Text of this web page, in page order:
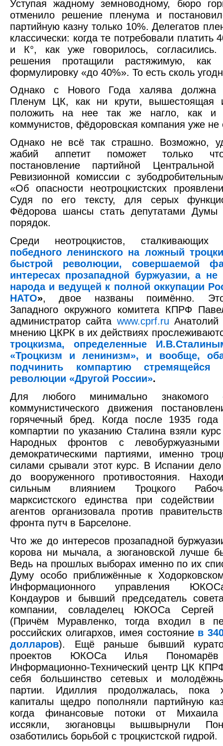
Уступая жадному земноводному, бюро
отменило решение пленума и
партийную казну только 10%. Делегатов
классически: когда те потребовали платить
и К°, как уже говорилось,
решения протащили растяжимую, как
формулировку «до 40%». То есть сколь
Однако с Нового Года халява должна
Пленум ЦК, как ни крути, вышестоящая
положить на нее так же нагло, как и
коммунистов, фёдоровская компания уже не
Однако не всё так страшно. Возможно,
жабий аппетит поможет только
постановление партийной Центральной
Ревизионной комиссии с
«Об опасности неотроцкистских
Судя по его тексту, для серых
Фёдорова шансы стать депутатами Думы
порядок.
Среди неотроцкистов,
победного ленинского на ложный
быстрой революции, совершаемой
интересах прозападной буржуазии, а не
народа и ведущей к полной оккупации
НАТО», двое названы поимённо. Это
Западного окружного комитета КПРФ
администратор сайта www.cprf.ru
мнению ЦКРК в их действиях
троцкизма, определенные
«Троцкизм и ленинизм», и вообще,
подчинить компартию
революции «Другой России».
Для любого минимально знакомого
коммунистического движения
горячечный бред. Когда после 1935 года
компартии по указанию Сталина взяли
Народных фронтов с
демократическими партиями, именно
силами срывали этот курс. В Испании
до вооруженного противостояния.
сильным влиянием Троцкого
марксистского единства при содействии
агентов организовала против
фронта путч в Барселоне.
Что же до интересов прозападной
корова ни мычала, а зюгановской лучше
Ведь на прошлых выборах именно по их
Думу особо приближённые к
Информационного управления
Кондауров и бывший председатель
компании, совладелец ЮКОСа Сергей
(Причём Муравленко, тогда входил в
российских олигархов, имея состояние в
долларов). Ещё раньше бывший
проектов ЮКОСа Илья Пономарёв
Информационно-Технический центр ЦК
себя большинство сетевых и
партии. Идиллия продолжалась, пока
капиталы щедро пополняли партийную
когда финансовые потоки от Михаила
иссякли, зюгановцы вышвырнули
озаботились борьбой с троцкистской гидрой.